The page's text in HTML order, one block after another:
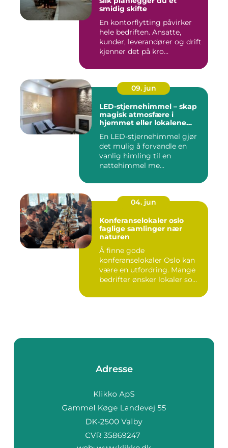
smidig skifte
En kontorflytting påvirker
hele bedriften. Ansatte,
kunder, leverandører og drift
kjenner det på kro...
09. jun
LED-stjernehimmel – skap
magisk atmosfære i
hjemmet eller lokalene
En LED-stjernehimmel gjør
det mulig å forvandle en
vanlig himling til en
nattehimmel me...
04. jun
Konferanselokaler oslo
faglige samlinger nær
naturen
Å finne gode
konferanselokaler Oslo kan
være en utfordring. Mange
bedrifter ønsker lokaler som
Adresse